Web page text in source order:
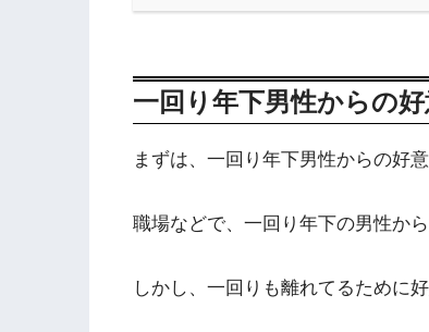
一回り年下男性からの
まずは、一回り年下男性からの好
職場などで、一回り年下の男性か
しかし、一回りも離れてるために